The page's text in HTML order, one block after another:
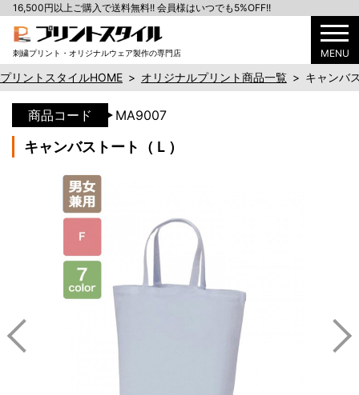
刺繍プリント・オリジナルウェア製作の専門店 MENU
16,500円以上ご購入で送料無料!! 会員様はいつでも5%OFF!!
プリントスタイルHOME > オリジナルプリント商品一覧 > キャンバ
商品コード MA9007
キャンバストート（Ｌ）